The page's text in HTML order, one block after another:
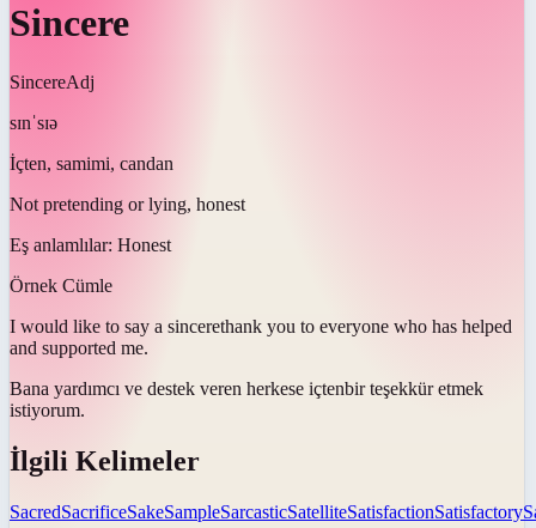
Sincere
SincereAdj
sɪnˈsɪə
İçten, samimi, candan
Not pretending or lying, honest
Eş anlamlılar: Honest
Örnek Cümle
I would like to say a sincerethank you to everyone who has helped
and supported me.
Bana yardımcı ve destek veren herkese içtenbir teşekkür etmek
istiyorum.
İlgili Kelimeler
SacredSacrificeSakeSampleSarcasticSatelliteSatisfactionSatisfactory